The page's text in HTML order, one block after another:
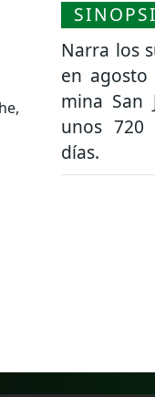
Narra los
en
mina San
unos 720
días.